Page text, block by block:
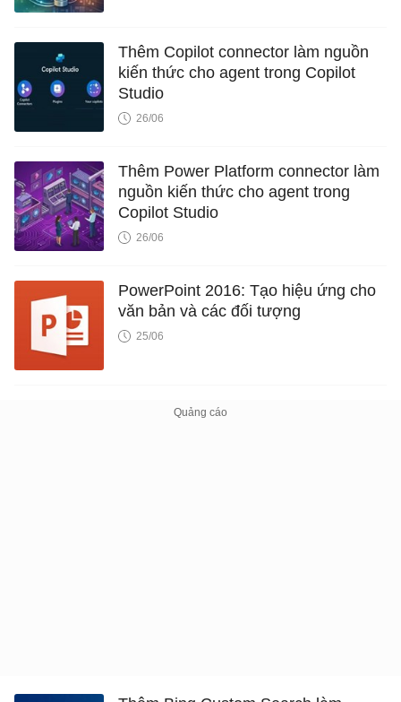
Thêm Copilot connector làm nguồn
kiến ​​thức cho agent trong Copilot
Studio
26/06
Thêm Power Platform connector làm
nguồn kiến thức cho agent trong
Copilot Studio
26/06
PowerPoint 2016: Tạo hiệu ứng cho
văn bản và các đối tượng
25/06